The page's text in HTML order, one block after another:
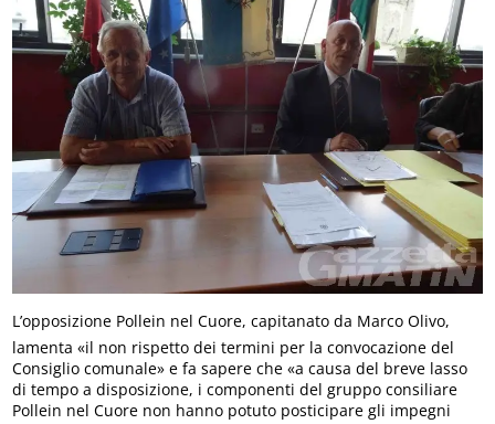
L’opposizione Pollein nel Cuore, capitanato da Marco Olivo,
lamenta «il non rispetto dei termini per la convocazione del
Consiglio comunale» e fa sapere che «a causa del breve lasso
di tempo a disposizione, i componenti del gruppo consiliare
Pollein nel Cuore non hanno potuto posticipare gli impegni